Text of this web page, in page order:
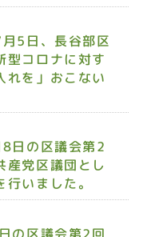
5日、長谷部区
型コロナに対す
れを」おこない
日の区議会第2
産党区議団とし
いました。